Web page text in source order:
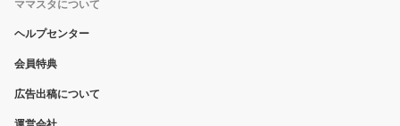
ママスタについて
ヘルプセンター
会員特典
広告出稿について